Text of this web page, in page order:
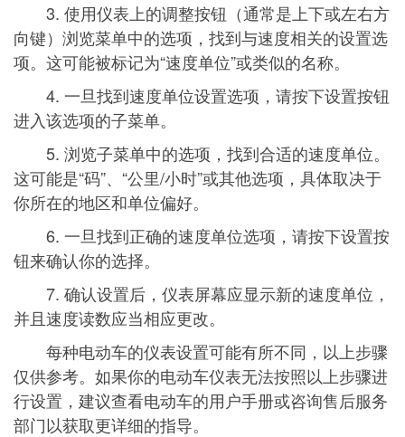
3. 使用仪表上的调整按钮（通常是上下或左右方
向键）浏览菜单中的选项，找到与速度相关的设置选
项。这可能被标记为“速度单位”或类似的名称。
4. 一旦找到速度单位设置选项，请按下设置按钮
进入该选项的子菜单。
5. 浏览子菜单中的选项，找到合适的速度单位。
这可能是“码”、“公里/小时”或其他选项，具体取决于
你所在的地区和单位偏好。
6. 一旦找到正确的速度单位选项，请按下设置按
钮来确认你的选择。
7. 确认设置后，仪表屏幕应显示新的速度单位，
并且速度读数应当相应更改。
每种电动车的仪表设置可能有所不同，以上步骤
仅供参考。如果你的电动车仪表无法按照以上步骤进
行设置，建议查看电动车的用户手册或咨询售后服务
部门以获取更详细的指导。